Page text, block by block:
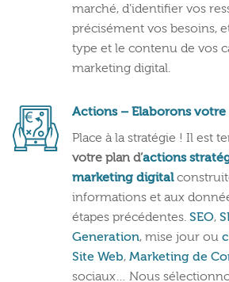
marché, d’identifier vos
précisément vos besoins,
type et le contenu de vos
marketing digital.
Actions – Elaborons
Place à la stratégie ! Il est
votre plan d’actions
marketing digital
informations et aux
étapes précédentes. SEO,
Generation, mise jour ou
Site Web, Marketing de
sociaux… Nous